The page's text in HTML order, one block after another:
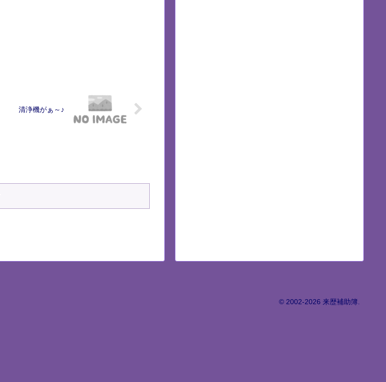
清浄機がぁ～♪
© 2002-2026 来歴補助簿.